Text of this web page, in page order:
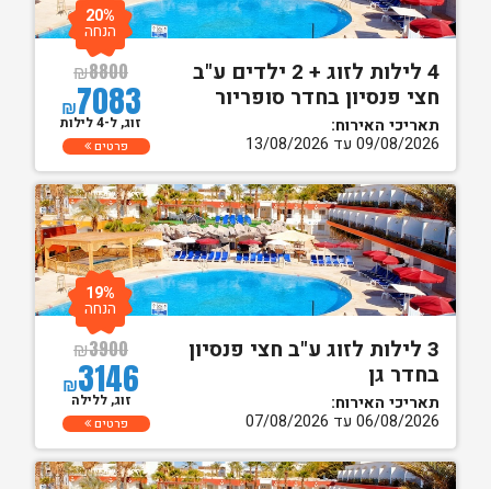
4 לילות לזוג + 2 ילדים ע"ב
חצי פנסיון בחדר סופריור
תאריכי האירוח:
09/08/2026 עד 13/08/2026
₪8800
₪7083
20%
הנחה
זוג, ל-4 לילות
פרטים
3 לילות לזוג ע"ב חצי פנסיון
בחדר גן
תאריכי האירוח:
06/08/2026 עד 07/08/2026
₪3900
₪3146
19%
הנחה
זוג, ללילה
פרטים